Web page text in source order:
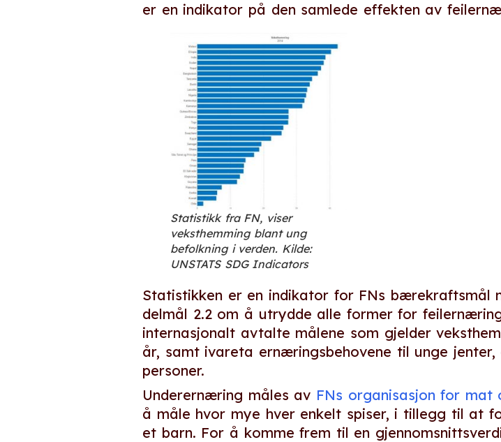
er en indikator på den samlede effekten av
Statistikk fra FN, viser
veksthemming blant ung
befolkning i verden. Kilde:
UNSTATS SDG Indicators
Statistikken er en indikator for FNs bærekraftsmål
delmål 2.2 om å utrydde alle former for
internasjonalt avtalte målene som gjelder
år, samt ivareta ernæringsbehovene til unge
personer.
Underernæring måles av FNs organisasjon for mat
å måle hvor mye hver enkelt spiser, i tillegg til at
et barn. For å komme frem til en